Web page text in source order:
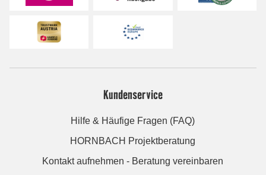
Kundenservice
Hilfe & Häufige Fragen (FAQ)
HORNBACH Projektberatung
Kontakt aufnehmen - Beratung vereinbaren